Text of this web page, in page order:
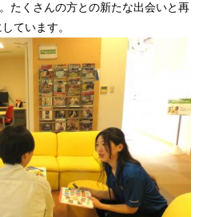
たくさんの方との新たな出会いと再
ています。